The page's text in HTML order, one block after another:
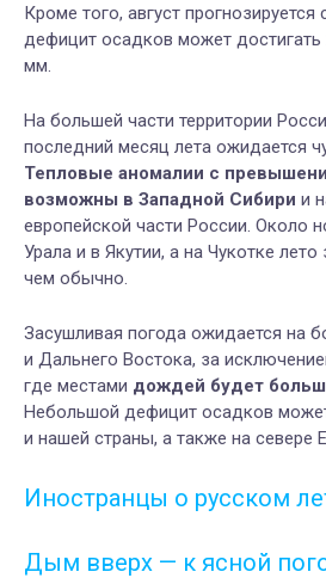
Кроме того, август
дефицит осадков может достигать
мм.
На большей части территории
последний месяц лета ожидается
Тепловые аномалии с
возможны в Западной Сибири и
европейской части России. Около
Урала и в Якутии, а на Чукотке лето
чем обычно.
Засушливая погода ожидается на
и Дальнего Востока, за
где местами дождей будет
Небольшой дефицит осадков
и нашей страны, а также на севере
Иностранцы о русском
Дым вверх — к ясной